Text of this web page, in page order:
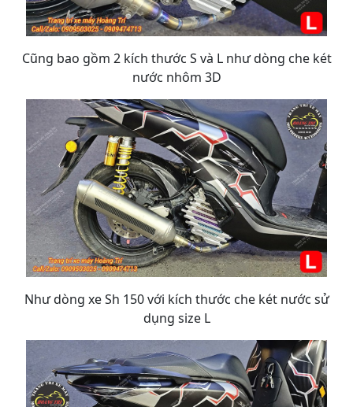
Cũng bao gồm 2 kích thước S và L như dòng che két
nước nhôm 3D
Như dòng xe Sh 150 với kích thước che két nước sử
dụng size L